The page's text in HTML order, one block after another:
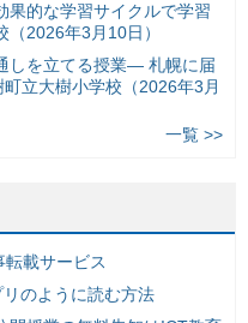
果的な学習サイクルで学習
2026年3月10日）
しを立てる授業— 札幌に届
立大樹小学校（2026年3月
一覧 >>
転載サービス
のように読む方法